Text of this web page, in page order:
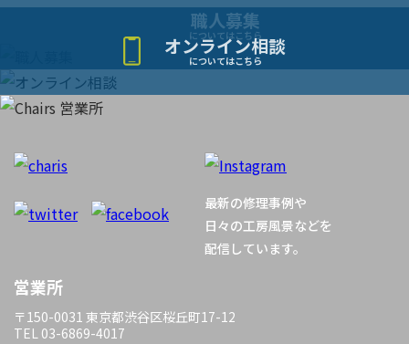
ー
シ
ョ
ン
職人募集
についてはこちら
オンライン相談
についてはこちら
最新の修理事例や
日々の工房風景などを
配信しています。
営業所
〒150-0031 東京都渋谷区桜丘町17-12
TEL 03-6869-4017